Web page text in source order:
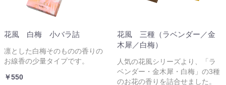
花風 白梅 小バラ詰
凛とした白梅そのものの香りの
お線香の少量タイプです。
￥550
花風 三種（ラベンダー／金
木犀／白梅）
人気の花風シリーズより、「ラ
ベンダー・金木犀・白梅」の3種
のお花の香りを詰合せました。